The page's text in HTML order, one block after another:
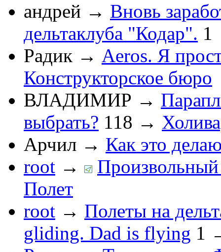
андрей → Вновь
дельтаклуба "Кодар". 1
Радик → Aeros. Я
Конструкторское бюро
ВЛАДИМИР →
выбрать? 118 →
Арчил → Как это
root →
Полет
root → Полеты на
gliding. Dad is flying 1